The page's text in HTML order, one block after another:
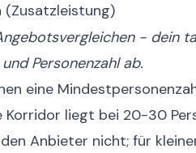
(Zusatzleistung)
- dein
Personenzahl ab.
eine
liegt bei 20-30
Anbieter nicht; für